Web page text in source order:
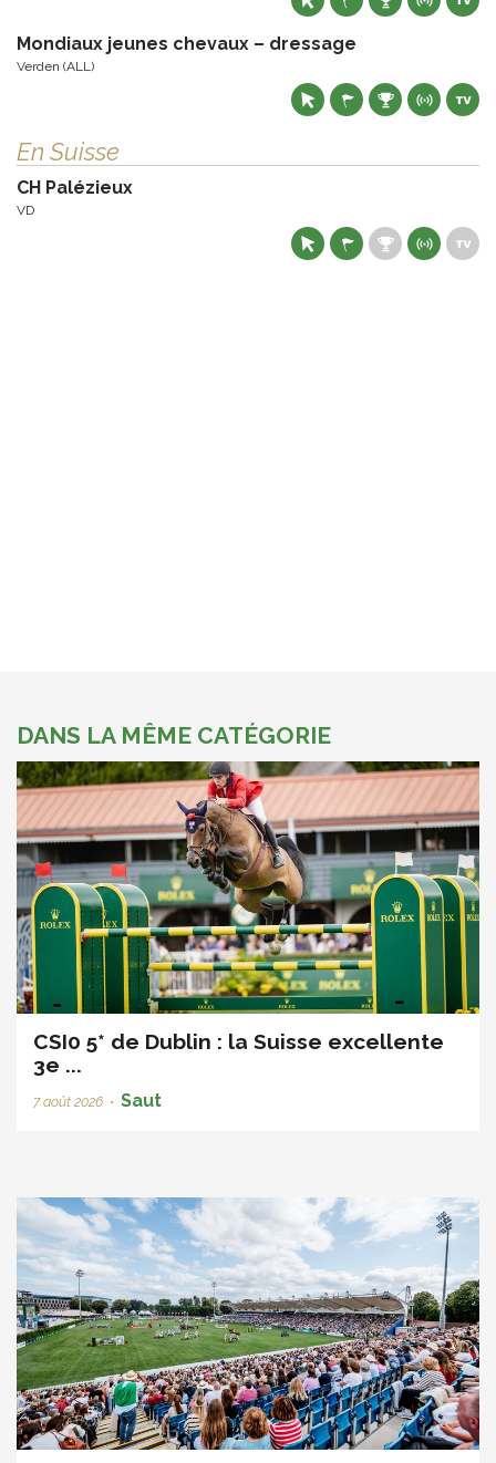
Mondiaux jeunes chevaux – dressage
Verden (ALL)
En Suisse
CH Palézieux
VD
DANS LA MÊME CATÉGORIE
CSI0 5* de Dublin : la Suisse excellente
3e ...
7 août 2026 • Saut